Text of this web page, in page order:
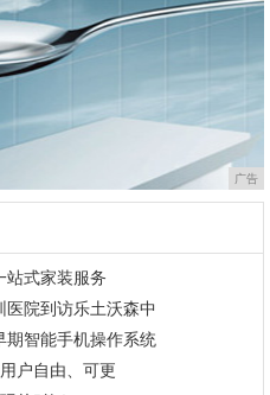
广告
站式家装服务
院到访乐土沃森中
期智能手机操作系统
户自由、可更